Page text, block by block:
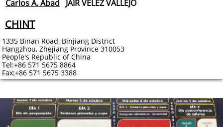
Carlos A. Abad JAIR VELEZ VALLEJO
CHINT
1335 Binan Road, Binjiang District
Hangzhou, Zhejiang Province 310053
People's Republic of China
Tel:+86 571 5675 8864
Fax:+86 571 5675 3388